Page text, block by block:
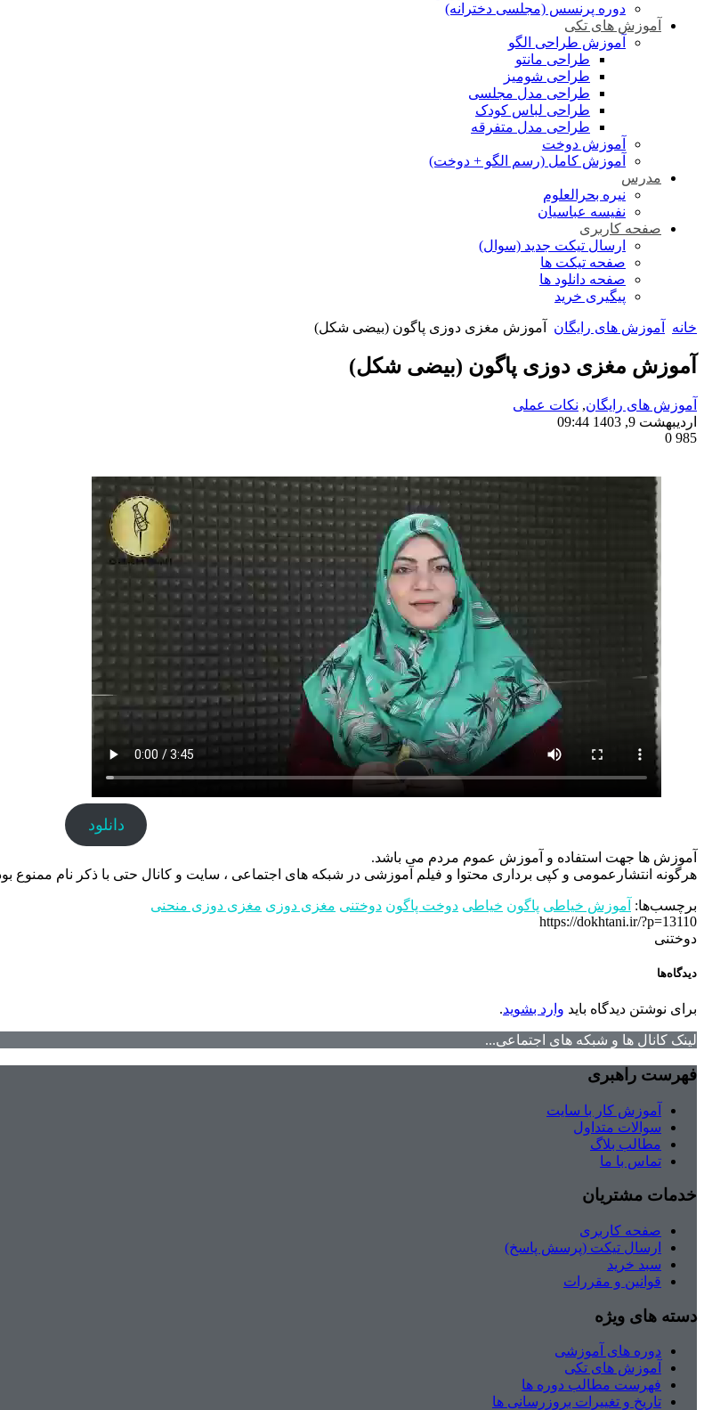
دوره پرنسس (مجلسی دخترانه)
آموزش های تکی
آموزش طراحی الگو
طراحی مانتو
طراحی شومیز
طراحی مدل مجلسی
طراحی لباس کودک
طراحی مدل متفرقه
آموزش دوخت
آموزش کامل (رسم الگو + دوخت)
مدرس
نیره بحرالعلوم
نفیسه عباسیان
صفحه کاربری
ارسال تیکت جدید (سوال)
صفحه تیکت ها
صفحه دانلود ها
پیگیری خرید
خانه آموزش های رایگان آموزش مغزی دوزی پاگون (بیضی شکل)
آموزش مغزی دوزی پاگون (بیضی شکل)
آموزش های رایگان, نکات عملی
اردیبهشت 9, 1403 09:44
985
0
دانلود
آموزش ها جهت استفاده و آموزش عموم مردم می باشد.
هرگونه انتشارعمومی و کپی برداری محتوا و فیلم آموزشی در شبکه های اجتماعی ، سایت و کانال حتی با ذکر نام ممنوع
برچسب‌ها: آموزش خیاطی پاگون خیاطی دوخت پاگون دوختنی مغزی دوزی مغزی دوزی منحنی
https://dokhtani.ir/?p=13110
دوختنی
دیدگاه‌ها
برای نوشتن دیدگاه باید وارد بشوید.
لینک کانال ها و شبکه های اجتماعی...
فهرست راهبری
آموزش کار با سایت
سوالات متداول
مطالب بلاگ
تماس با ما
خدمات مشتریان
صفحه کاربری
ارسال تیکت (پرسش پاسخ)
سبد خرید
قوانین و مقررات
دسته های ویژه
دوره های آموزشی
آموزش های تکی
فهرست مطالب دوره ها
تاریخ و تغییرات بروزرسانی ها